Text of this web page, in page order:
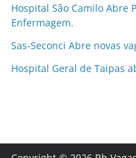
Hospital São Camilo Abre
Enfermagem.
Sas-Seconci Abre novas
Hospital Geral de Taipas